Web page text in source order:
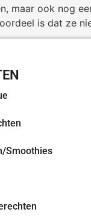
maar ook nog
is dat ze
Smoothies